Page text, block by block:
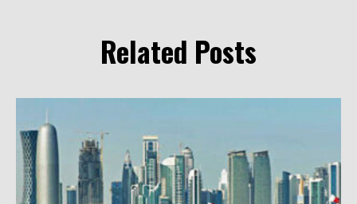
Related Posts